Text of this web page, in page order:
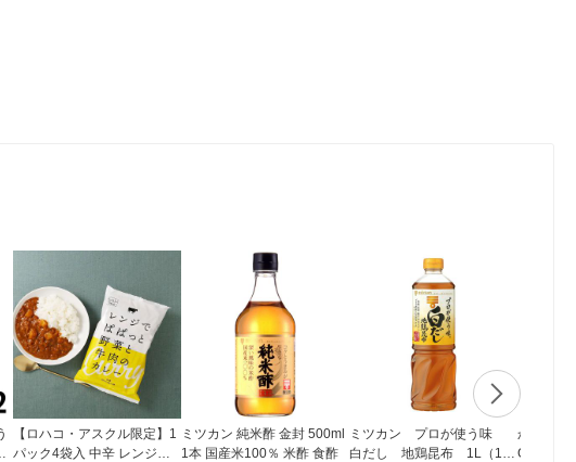
【ロハコ・アスクル限定】1
パック4袋入 中辛 レンジで
ミツカン 純米酢 金封 500ml
1本 国産米100％ 米酢 食酢
ミツカン プロが使う味
白だし 地鶏昆布 1L（100
からだに
GI 500g